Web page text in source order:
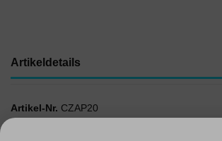
Artikeldetails
Artikel-Nr. CZAP20